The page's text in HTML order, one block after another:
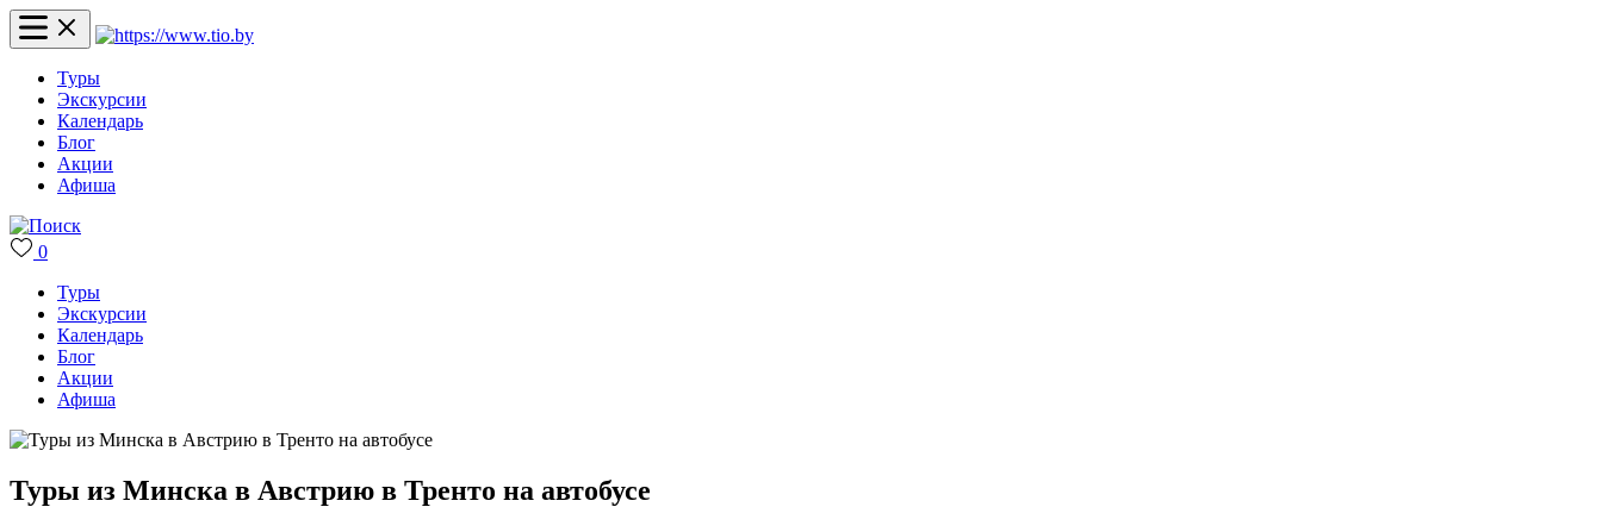
Туры
Экскурсии
Календарь
Блог
Акции
Афиша
0
Туры
Экскурсии
Календарь
Блог
Акции
Афиша
Туры из Минска в Австрию в Тренто на автобусе